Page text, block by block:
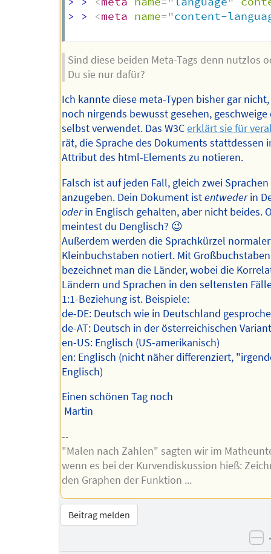
> > <meta name="content-
Sind diese beiden Meta-Tags denn nutzlos
Du sie nur dafür?
Ich kannte diese meta-Typen bisher gar
noch nirgends bewusst gesehen, geschweige
selbst verwendet. Das W3Cerklärt sie für
rät, die Sprache des Dokuments stattdessen
Attribut des html-Elements zu notieren.
Falsch ist auf jeden Fall, gleich zwei Sprachen
anzugeben. Dein Dokument istentwederin
oderin Englisch gehalten, aber nicht beides.
meintest du Denglisch? 😉
Außerdem werden die Sprachkürzel
Kleinbuchstaben notiert. Mit Großbuchstaben
bezeichnet man die Länder, wobei die
Ländern und Sprachen in den seltensten
1:1-Beziehung ist. Beispiele:
de-DE: Deutsch wie in Deutschland
de-AT: Deutsch in der österreichischen
en-US: Englisch (US-amerikanisch)
en: Englisch (nicht näher differenziert,
Englisch)
Einen schönen Tag noch
Martin
--
"Malen nach Zahlen" sagten wir im
wenn es bei der Kurvendiskussion hieß:
den Graphen der Funktion ...
Beitrag melden